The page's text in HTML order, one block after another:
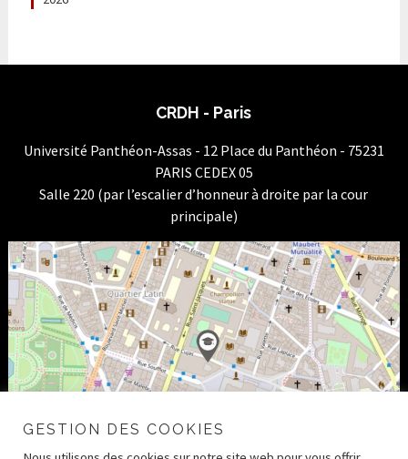
CRDH - Paris
Université Panthéon-Assas - 12 Place du Panthéon - 75231
PARIS CEDEX 05
Salle 220 (par l’escalier d’honneur à droite par la cour
principale)
GESTION DES COOKIES